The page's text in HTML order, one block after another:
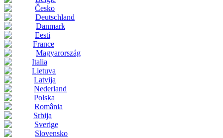
Česko
Deutschland
Danmark
Eesti
France
Magyarország
Italia
Lietuva
Latvija
Nederland
Polska
România
Srbija
Sverige
Slovensko